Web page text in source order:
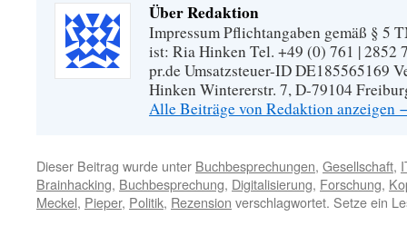
Über Redaktion
Impressum Pflichtangaben gemäß § 5
ist: Ria Hinken Tel. +49 (0) 761 | 2852
pr.de Umsatzsteuer-ID DE185565169
Hinken Wintererstr. 7, D-79104
Alle Beiträge von Redaktion anzeigen
Dieser Beitrag wurde unter Buchbesprechungen, Gesellschaft,
Brainhacking, Buchbesprechung, Digitalisierung, Forschung,
Meckel, Pieper, Politik, Rezension verschlagwortet. Setze ein